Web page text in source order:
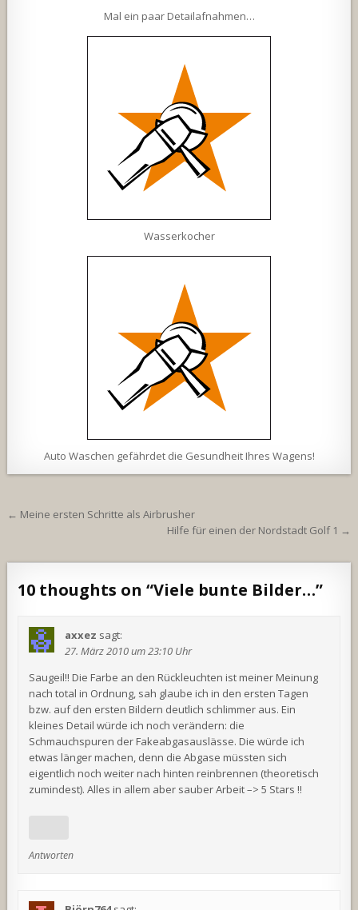
Mal ein paar Detailafnahmen…
Wasserkocher
Auto Waschen gefährdet die Gesundheit Ihres Wagens!
Beitragsnavigation
← Meine ersten Schritte als Airbrusher
Hilfe für einen der Nordstadt Golf 1 →
10 thoughts on “Viele bunte Bilder…”
axxez sagt:
27. März 2010 um 23:10 Uhr
Saugeil!! Die Farbe an den Rückleuchten ist meiner Meinung
nach total in Ordnung, sah glaube ich in den ersten Tagen
bzw. auf den ersten Bildern deutlich schlimmer aus. Ein
kleines Detail würde ich noch verändern: die
Schmauchspuren der Fakeabgasauslässe. Die würde ich
etwas länger machen, denn die Abgase müssten sich
eigentlich noch weiter nach hinten reinbrennen (theoretisch
zumindest). Alles in allem aber sauber Arbeit –> 5 Stars !!
Antworten